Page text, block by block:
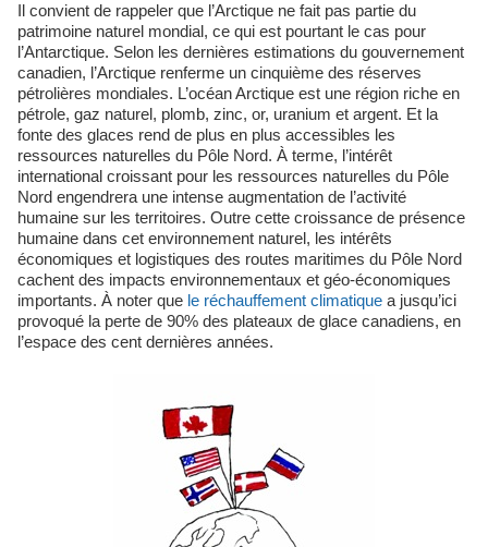
Il convient de rappeler que l’Arctique ne fait pas partie du
patrimoine naturel mondial, ce qui est pourtant le cas pour
l’Antarctique. Selon les dernières estimations du gouvernement
canadien, l’Arctique renferme un cinquième des réserves
pétrolières mondiales. L’océan Arctique est une région riche en
pétrole, gaz naturel, plomb, zinc, or, uranium et argent. Et la
fonte des glaces rend de plus en plus accessibles les
ressources naturelles du Pôle Nord. À terme, l’intérêt
international croissant pour les ressources naturelles du Pôle
Nord engendrera une intense augmentation de l’activité
humaine sur les territoires. Outre cette croissance de présence
humaine dans cet environnement naturel, les intérêts
économiques et logistiques des routes maritimes du Pôle Nord
cachent des impacts environnementaux et géo-économiques
importants. À noter que le réchauffement climatique a jusqu’ici
provoqué la perte de 90% des plateaux de glace canadiens, en
l’espace des cent dernières années.